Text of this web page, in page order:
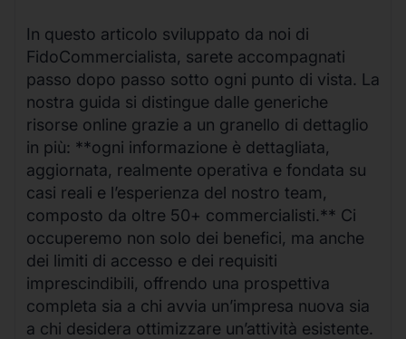
In questo articolo sviluppato da noi di
FidoCommercialista, sarete accompagnati
passo dopo passo sotto ogni punto di vista. La
nostra guida si distingue dalle generiche
risorse online grazie a un granello di dettaglio
in più: **ogni informazione è dettagliata,
aggiornata, realmente operativa e fondata su
casi reali e l’esperienza del nostro team,
composto da oltre 50+ commercialisti.** Ci
occuperemo non solo dei benefici, ma anche
dei limiti di accesso e dei requisiti
imprescindibili, offrendo una prospettiva
completa sia a chi avvia un’impresa nuova sia
a chi desidera ottimizzare un’attività esistente.